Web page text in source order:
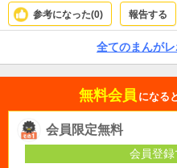
参考になった(0) 報告する
全てのまんが
無料会員 になる
会員限定無料
会員登